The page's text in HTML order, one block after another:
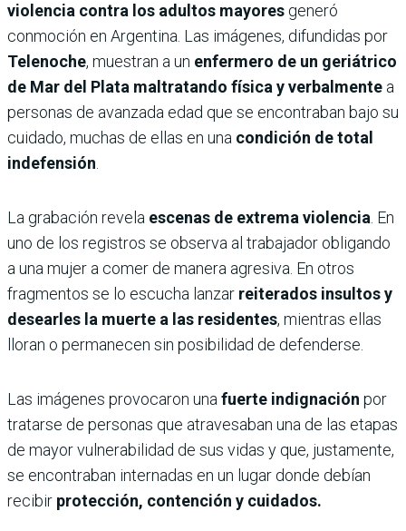
violencia contra los adultos mayores generó
conmoción en Argentina. Las imágenes, difundidas por
Telenoche, muestran a un enfermero de un geriátrico
de Mar del Plata maltratando física y verbalmente a
personas de avanzada edad que se encontraban bajo su
cuidado, muchas de ellas en una condición de total
indefensión
La grabación revela escenas de extrema violencia . En
uno de los registros se observa al trabajador obligando
a una mujer a comer de manera agresiva. En otros
fragmentos se lo escucha lanzar reiterados insultos y
desearles la muerte a las residentes, mientras ellas
lloran o permanecen sin posibilidad de defenderse.
Las imágenes provocaron una fuerte indignación por
tratarse de personas que atravesaban una de las etapas
de mayor vulnerabilidad de sus vidas y que, justamente,
se encontraban internadas en un lugar donde debían
recibir protección, contención y cuidados.